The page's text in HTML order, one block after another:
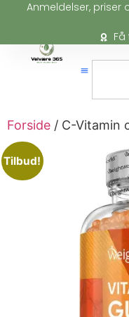
Anmeldelser,
Forside / C-Vitamin
Tilbud!